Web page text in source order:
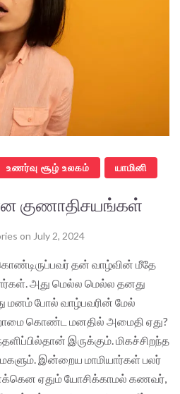
உணர்வு சூழ் உலகம் யாமினி
குணாதிசயங்கள்
on July 2, 2024
தன் வாழ்வின் மீதே
அது மெல்ல மெல்ல தனது
மனம் போல் வாழ்பவரின் மேல்
கொண்ட மனதில் அமைதி ஏது?
இருக்கும். மிகச்சிறந்த
இன்றைய மாமியார்கள் பலர்
ஏதும் யோசிக்காமல் கணவர்,